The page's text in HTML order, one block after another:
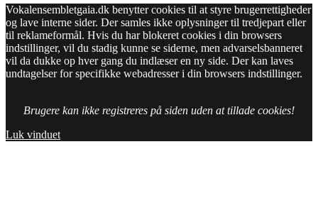
Vokalensembletgaia.dk benytter cookies til at styre brugerrettigheder
og lave interne sider. Der samles ikke oplysninger til tredjepart eller
til reklameformål. Hvis du har blokeret cookies i din browsers
indstillinger, vil du stadig kunne se siderne, men advarselsbanneret
vil da dukke op hver gang du indlæser en ny side. Der kan laves
undtagelser for specifikke webadresser i din browsers indstillinger.
Brugere kan ikke registreres på siden uden at tillade cookies!
Luk vinduet